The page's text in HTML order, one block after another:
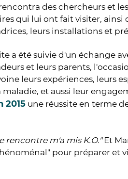
des chercheurs et
qui lui ont fait visiter, ainsi
leurs installations et
a été suivie d'un échange
et leurs parents,
leurs expériences, leurs
maladie, et aussi leur
2015 une réussite en terme
rencontre m'a mis K.O."Et
pour préparer et